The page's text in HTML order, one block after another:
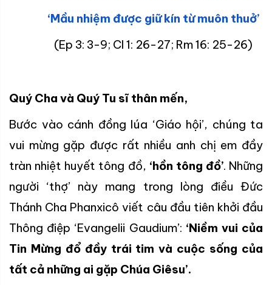
‘Mầu nhiệm được giữ kín từ muôn thuở’
(Ep 3: 3-9; Cl 1: 26-27; Rm 16: 25-26)
Quý Cha và Quý Tu sĩ thân mến,
Bước vào cánh đồng lúa ‘Giáo hội’, chúng ta
vui mừng gặp được rất nhiều anh chị em đầy
tràn nhiệt huyết tông đồ, ‘hồn tông đồ’. Những
người ‘thợ’ này mang trong lòng điều Đức
Thánh Cha Phanxicô viết câu đầu tiên khởi đầu
Thông điệp ‘Evangelii Gaudium’: ‘Niềm vui của
Tin Mừng đổ đầy trái tim và cuộc sống của
tất cả những ai gặp Chúa Giêsu’.